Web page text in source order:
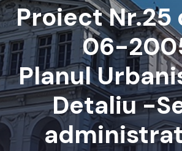
Proiect Nr.25
06-
Planul
Detaliu -